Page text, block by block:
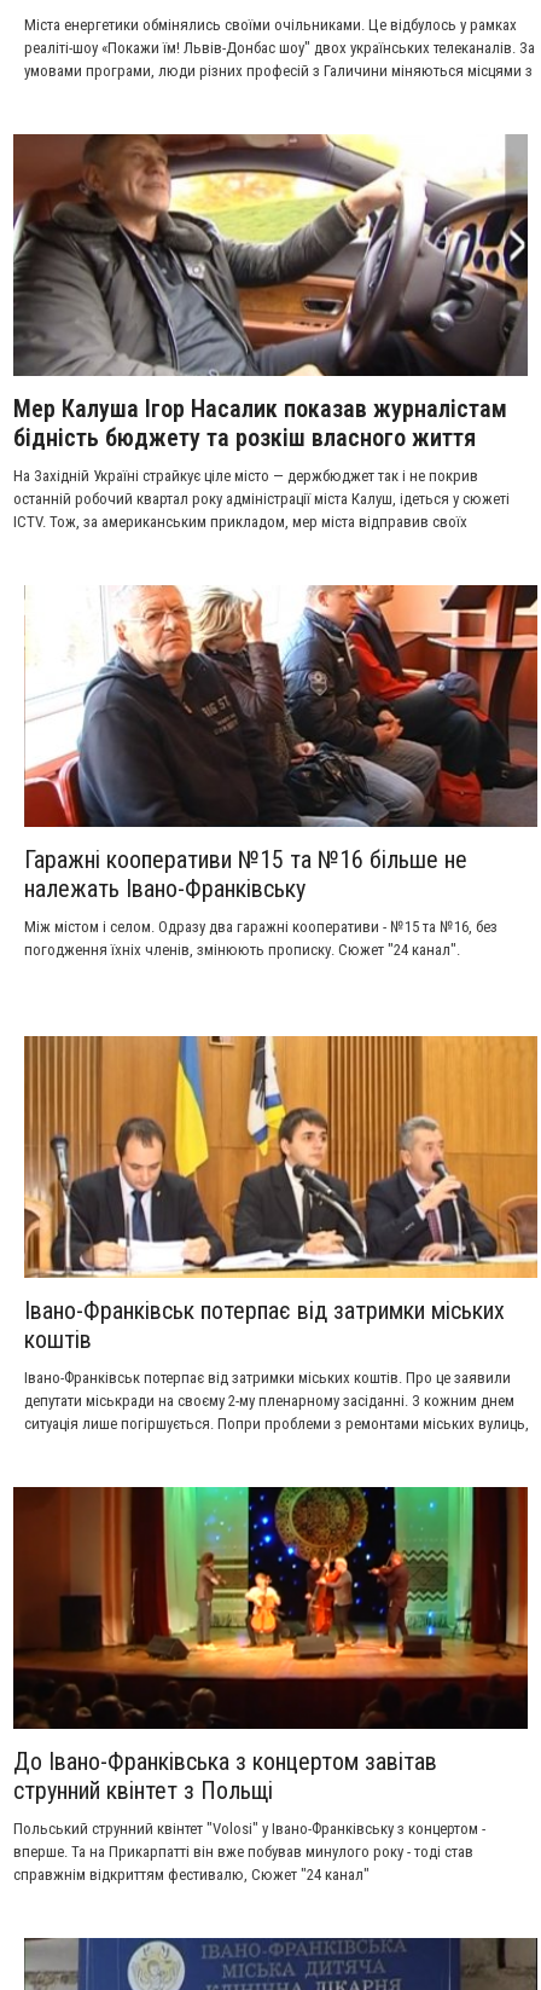
Міста енергетики обмінялись своїми очільниками. Це відбулось у рамках
реаліті-шоу «Покажи їм! Львів-Донбас шоу" двох українських телеканалів. За
умовами програми, люди різних професій з Галичини міняються місцями з
днів. Детальніше у сюжеті ТРК "РАІ".
Мер Калуша Ігор Насалик показав журналістам
бідність бюджету та розкіш власного життя
На Західній Україні страйкує ціле місто — держбюджет так і не покрив
останній робочий квартал року адміністрації міста Калуш, ідеться у сюжеті
ІСТV. Тож, за американським прикладом, мер міста відправив своїх
Мирослав Ганущак.
Гаражні кооперативи №15 та №16 більше не
належать Івано-Франківську
Між містом і селом. Одразу два гаражні кооперативи - №15 та №16, без
погодження їхніх членів, змінюють прописку. Сюжет "24 канал".
Івано-Франківськ потерпає від затримки міських
коштів
Івано-Франківськ потерпає від затримки міських коштів. Про це заявили
депутати міськради на своєму 2-му пленарному засіданні. З кожним днем
ситуація лише погіршується. Попри проблеми з ремонтами міських вулиць,
міському фінуправлінні кажуть: наразі назрівають провали із
співфінансуванням міжнародних проектів. Сюжет ТРК "Вежа".
До Івано-Франківська з концертом завітав
струнний квінтет з Польщі
Польський струнний квінтет "Volosi" у Івано-Франківську з концертом -
вперше. Та на Прикарпатті він вже побував минулого року - тоді став
справжнім відкриттям фестивалю, Сюжет "24 канал"